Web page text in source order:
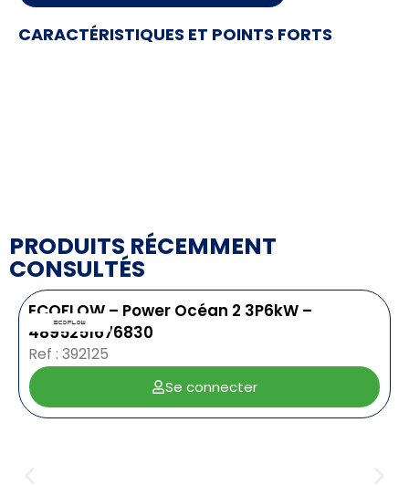
CARACTÉRISTIQUES ET POINTS FORTS
PRODUITS RÉCEMMENT
CONSULTÉS
ECOFLOW – Power Océan 2 3P6kW –
4895251676830
Ref : 392125
Se connecter